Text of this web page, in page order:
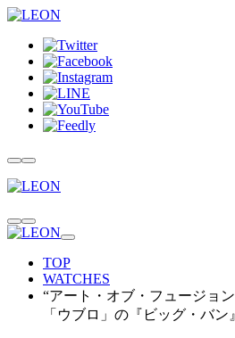
TOP
WATCHES
“アート・オブ・フュージョ
「ウブロ」の『ビッグ・バン』